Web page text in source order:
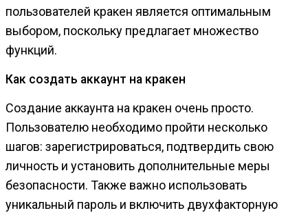
пользователей кракен является оптимальным
выбором, поскольку предлагает множество
функций.
Как создать аккаунт на кракен
Создание аккаунта на кракен очень просто.
Пользователю необходимо пройти несколько
шагов: зарегистрироваться, подтвердить свою
личность и установить дополнительные меры
безопасности. Также важно использовать
уникальный пароль и включить двухфакторную